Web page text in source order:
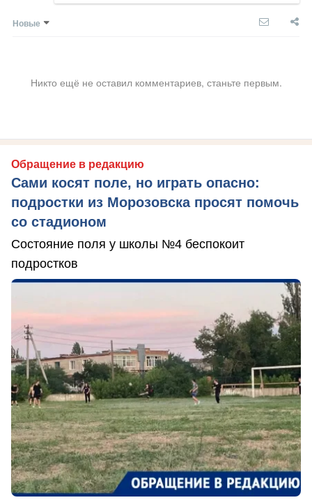
Новые
Никто ещё не оставил комментариев, станьте первым.
Обращение в редакцию
Сами косят поле, но играть опасно:
подростки из Морозовска просят помочь
со стадионом
Состояние поля у школы №4 беспокоит
подростков